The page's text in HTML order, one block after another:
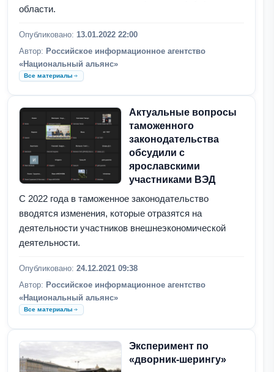
области.
Опубликовано: 13.01.2022 22:00
Автор: Российское информационное агентство
«Национальный альянс»
Все материалы
Актуальные вопросы
таможенного
законодательства
обсудили с
ярославскими
участниками ВЭД
С 2022 года в таможенное законодательство
вводятся изменения, которые отразятся на
деятельности участников внешнеэкономической
деятельности.
Опубликовано: 24.12.2021 09:38
Автор: Российское информационное агентство
«Национальный альянс»
Все материалы
Эксперимент по
«дворник-шерингу»